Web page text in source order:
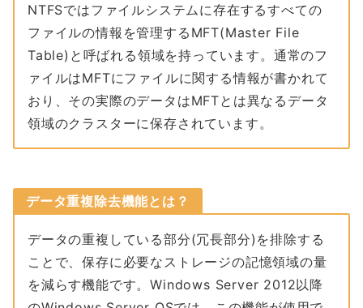
NTFSではファイルシステムに存在するすべての
ファイルの情報を管理するMFT(Master File
Table)と呼ばれる領域を持っています。通常のフ
ァイルはMFTにファイルに関する情報が書かれて
おり、その実際のデータはMFTとは異なるデータ
領域のクラスターに保存されています。
データ重複除去機能とは？
データの重複している部分(冗長部分)を排除する
ことで、保存に必要なストレージの記憶領域の量
を減らす機能です。Windows Server 2012以降